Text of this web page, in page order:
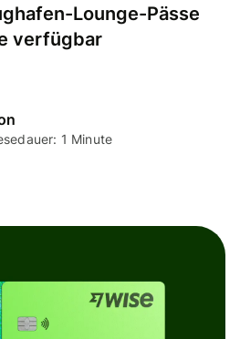
Lounge-Pässe
verfügbar
1 Minute